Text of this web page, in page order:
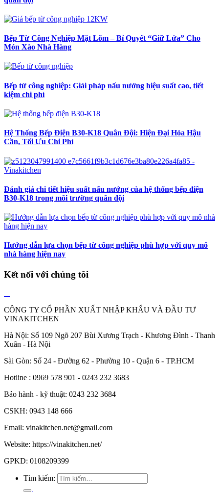
Bếp Từ Công Nghiệp Mặt Lõm – Bí Quyết “Giữ Lửa” Cho
Món Xào Nhà Hàng
Bếp từ công nghiệp: Giải pháp nấu nướng hiệu suất cao, tiết
kiệm chi phí
Hệ Thống Bếp Điện B30-K18 Quân Đội: Hiện Đại Hóa Hậu
Cần, Tối Ưu Chi Phí
Đánh giá chi tiết hiệu suất nấu nướng của hệ thống bếp điện
B30-K18 trong môi trường quân đội
Hướng dẫn lựa chọn bếp từ công nghiệp phù hợp với quy mô
nhà hàng hiện nay
Kết nối với chúng tôi
CÔNG TY CỔ PHẦN XUẤT NHẬP KHẨU VÀ ĐẦU TƯ
VINAKITCHEN
Hà Nội: Số 109 Ngõ 207 Bùi Xương Trạch - Khương Đình - Thanh
Xuân - Hà Nội
Sài Gòn: Số 24 - Đường 62 - Phường 10 - Quận 6 - TP.HCM
Hotline : 0969 578 901 - 0243 232 3683
Bảo hành - kỹ thuật: 0243 232 3684
CSKH: 0943 148 666
Email: vinakitchen.net@gmail.com
Website: https://vinakitchen.net/
GPKD: 0108209399
Tìm kiếm: